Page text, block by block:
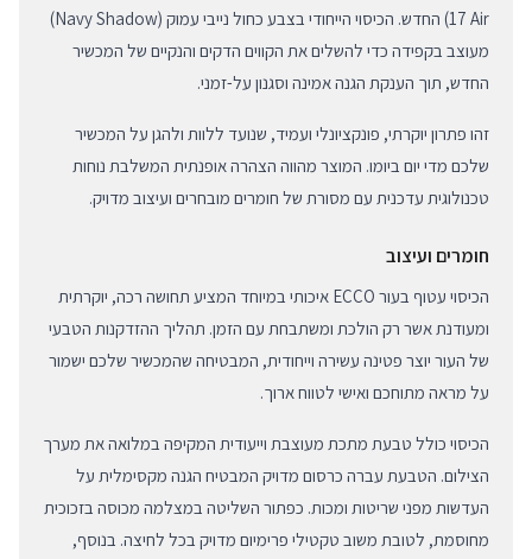
17 Air) החדש. הכיסוי הייחודי בצבע כחול נייבי עמוק (Navy Shadow)
מעוצב בקפידה כדי להשלים את הקווים הדקים והנקיים של המכשיר
החדש, תוך הענקת הגנה אמינה וסגנון על-זמני.
זהו פתרון יוקרתי, פונקציונלי ועמיד, שנועד ללוות ולהגן על המכשיר
שלכם מדי יום ביומו. המוצר מהווה הצהרה אופנתית המשלבת נוחות
טכנולוגית עדכנית עם מסורת של חומרים מובחרים ועיצוב מדויק.
חומרים ועיצוב
הכיסוי עטוף בעור ECCO איכותי במיוחד המציע תחושה רכה, יוקרתית
ומעודנת אשר רק הולכת ומשתבחת עם הזמן. תהליך ההזדקנות הטבעי
של העור יוצר פטינה עשירה וייחודית, המבטיחה שהמכשיר שלכם ישמור
על מראה מתוחכם ואישי לטווח ארוך.
הכיסוי כולל טבעת מתכת מעוצבת וייעודית המקיפה במלואה את מערך
הצילום. הטבעת עברה כרסום מדויק המבטיח הגנה מקסימלית על
העדשות מפני שריטות ומכות. כפתור השליטה במצלמה מכוסה בזכוכית
מחוסמת, לטובת משוב טקטילי פרימיום מדויק בכל לחיצה. בנוסף,